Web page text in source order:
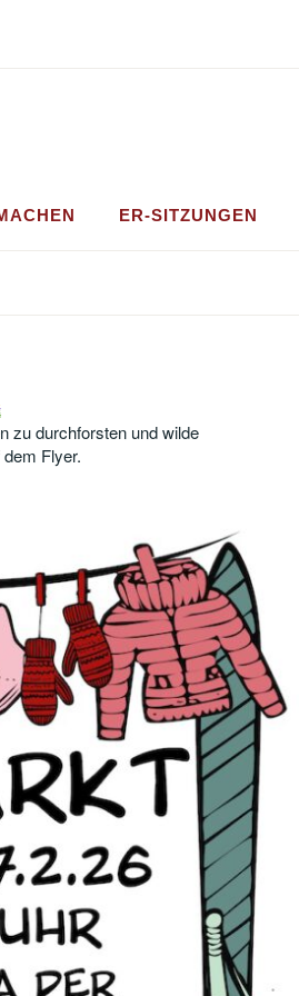
ER-SITZUNGEN
zu durchforsten und wilde
Flyer.